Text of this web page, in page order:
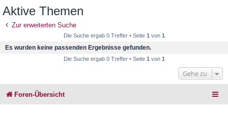
Aktive Themen
Zur erweiterten Suche
Die Suche ergab 0 Treffer • Seite 1 von 1
Es wurden keine passenden Ergebnisse gefunden.
Die Suche ergab 0 Treffer • Seite 1 von 1
Gehe zu
Foren-Übersicht